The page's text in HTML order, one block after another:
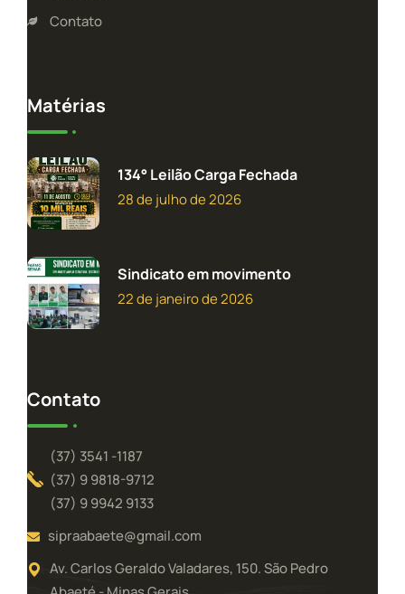
Contato
Matérias
134° Leilão Carga Fechada
28 de julho de 2026
Sindicato em movimento
22 de janeiro de 2026
Contato
(37) 3541 -1187
(37) 9 9818-9712
(37) 9 9942 9133
sipraabaete@gmail.com
Av. Carlos Geraldo Valadares, 150. São Pedro